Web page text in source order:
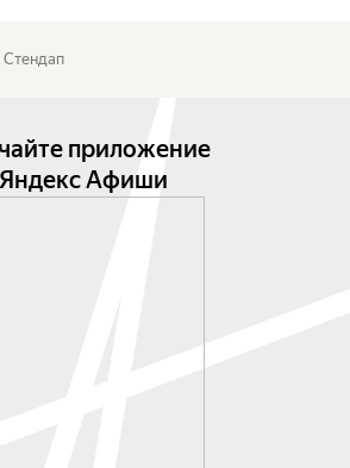
Стендап
приложение
Яндекс Афиши